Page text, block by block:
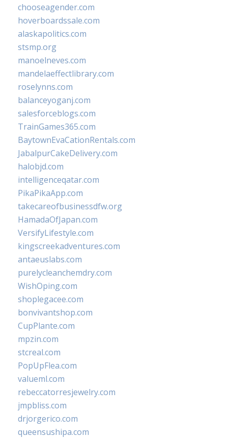
chooseagender.com
hoverboardssale.com
alaskapolitics.com
stsmp.org
manoelneves.com
mandelaeffectlibrary.com
roselynns.com
balanceyoganj.com
salesforceblogs.com
TrainGames365.com
BaytownEvaCationRentals.com
JabalpurCakeDelivery.com
halobjd.com
intelligenceqatar.com
PikaPikaApp.com
takecareofbusinessdfw.org
HamadaOfJapan.com
VersifyLifestyle.com
kingscreekadventures.com
antaeuslabs.com
purelycleanchemdry.com
WishOping.com
shoplegacee.com
bonvivantshop.com
CupPlante.com
mpzin.com
stcreal.com
PopUpFlea.com
valueml.com
rebeccatorresjewelry.com
jmpbliss.com
drjorgerico.com
queensushipa.com